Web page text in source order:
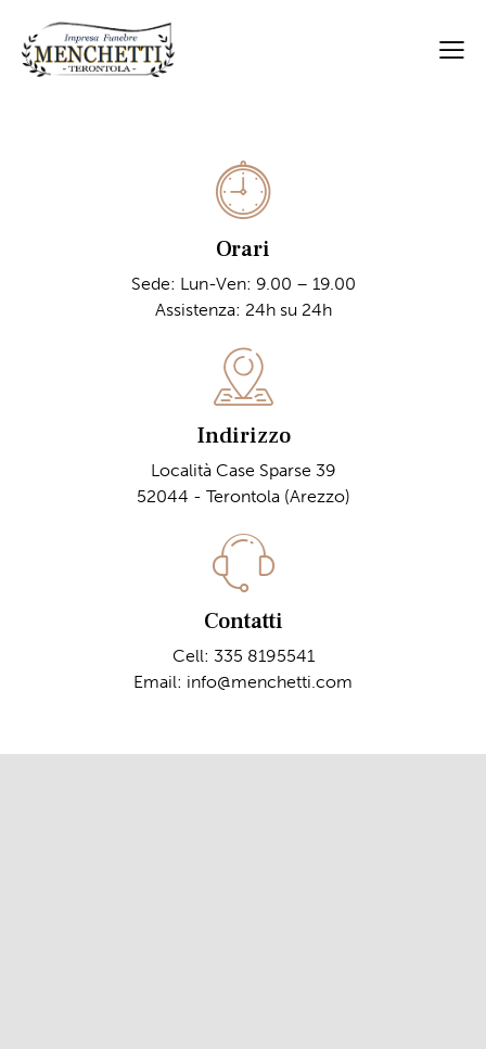
Orari
Sede: Lun-Ven: 9.00 – 19.00
Assistenza: 24h su 24h
Indirizzo
Località Case Sparse 39
52044 - Terontola (Arezzo)
Contatti
Cell: 335 8195541
Email: info@menchetti.com